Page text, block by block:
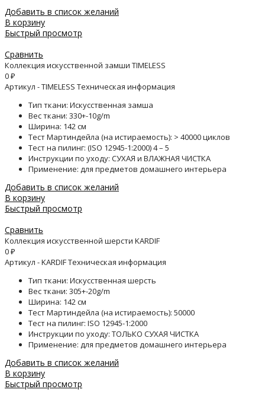
Добавить в список желаний
В корзину
Быстрый просмотр
Сравнить
Коллекция искусственной замши TIMELESS
0₽
Артикул - TIMELESS Техническая информация
Тип ткани: Искусственная замша
Вес ткани: 330+-10g/m
Ширина: 142 см
Тест Мартиндейла (на истираемость): > 40000 циклов
Тест на пилинг: (ISO 12945-1:2000) 4 – 5
Инструкции по уходу: СУХАЯ и ВЛАЖНАЯ ЧИСТКА
Применение: для предметов домашнего интерьера
Добавить в список желаний
В корзину
Быстрый просмотр
Сравнить
Коллекция искусственной шерсти KARDIF
0₽
Артикул - KARDIF Техническая информация
Тип ткани: Искусственная шерсть
Вес ткани: 305+-20g/m
Ширина: 142 см
Тест Мартиндейла (на истираемость): 50000
Тест на пилинг: ISO 12945-1:2000
Инструкции по уходу: ТОЛЬКО СУХАЯ ЧИСТКА
Применение: для предметов домашнего интерьера
Добавить в список желаний
В корзину
Быстрый просмотр